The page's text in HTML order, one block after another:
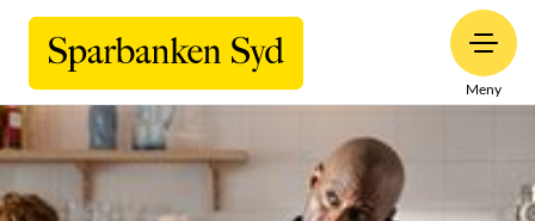
Meny